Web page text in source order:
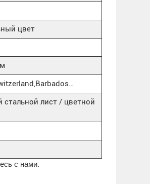
цвет
лист / цветной
с нами.